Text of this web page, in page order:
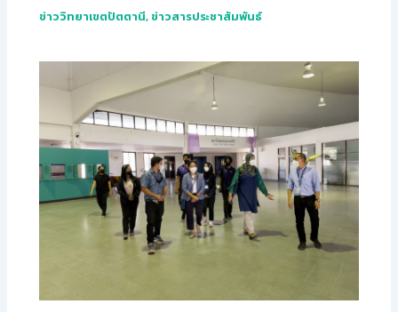
ข่าววิทยาเขตปัตตานี, ข่าวสารประชาสัมพันธ์